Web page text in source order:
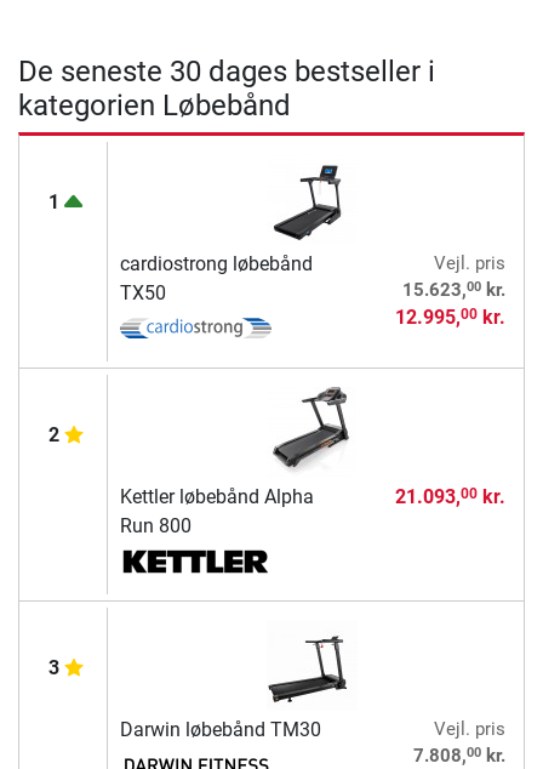
De seneste 30 dages bestseller i
kategorien Løbebånd
1
cardiostrong løbebånd
TX50
Vejl. pris
15.623,00kr.
12.995,00kr.
2
Kettler løbebånd Alpha
Run 800
21.093,00kr.
3
Darwin løbebånd TM30
Vejl. pris
7.808,00kr.